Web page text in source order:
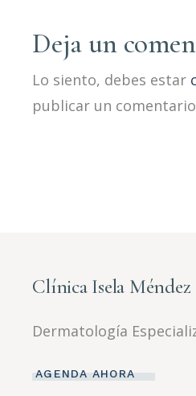
Deja un
Lo siento, debes estar
publicar un
Clínica Isela Méndez
Dermatología
AGENDA AHORA